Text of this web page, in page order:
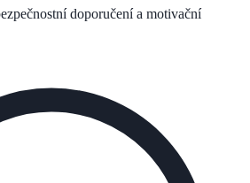
doporučení a motivační